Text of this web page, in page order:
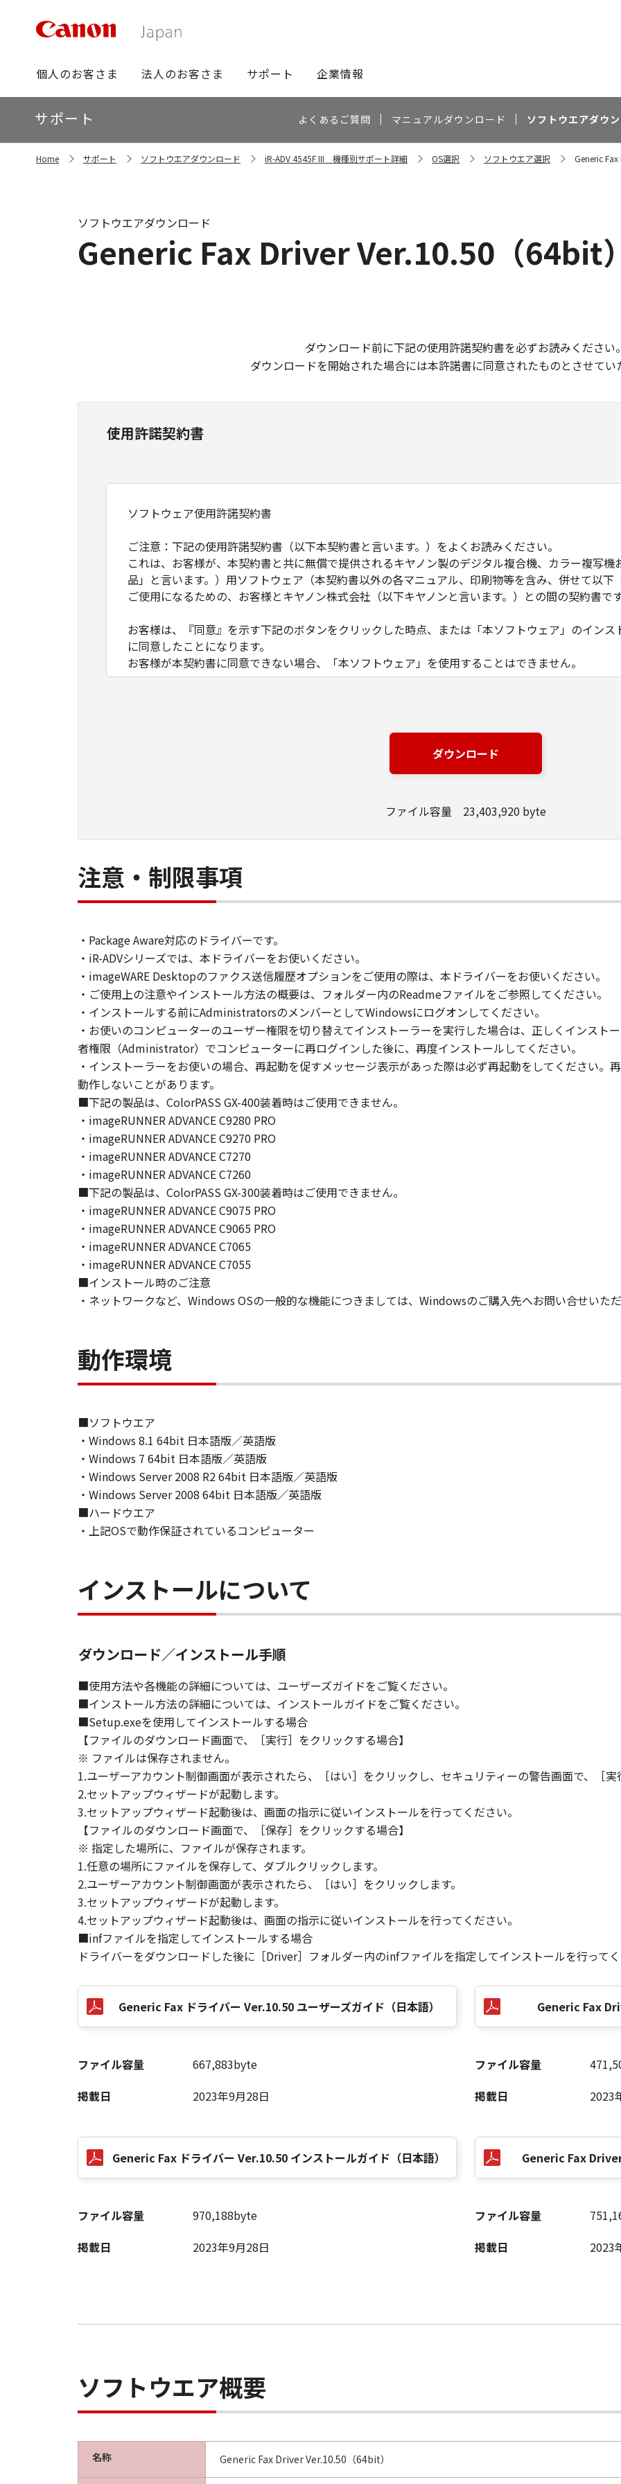
グ
ロ
ー
バ
ビ
個人のお客さま 法人のお客さま サポート 企業情報
ロ
ー
カ
ル
サポート よくあるご質問 マニュアルダウンロード ソフトウエアダウ
Home サポート ソフトウエアダウンロード iR-ADV 4545F III 機種別サポート詳細 OS選択 ソフトウエア選択 Generic Fax
Generic Fax Driver Ver.10.50（64bit）
ソフトウエアダウンロード
ダウンロード前に下記の使用許諾契約書を必ずお読みください。
ダウンロードを開始された場合には本許諾書に同意されたものとさせてい
使用許諾契約書
ソフトウェア使用許諾契約書
ご注意：下記の使用許諾契約書（以下本契約書と言います。）をよくお読みください。
これは、お客様が、本契約書と共に無償で提供されるキヤノン製のデジタル複合機、カラー複写
品」と言います。）用ソフトウェア（本契約書以外の各マニュアル、印刷物等を含み、併せて以下
ご使用になるための、お客様とキヤノン株式会社（以下キヤノンと言います。）との間の契約書です
お客様は、『同意』を示す下記のボタンをクリックした時点、または「本ソフトウェア」のイン
に同意したことになります。
お客様が本契約書に同意できない場合、「本ソフトウェア」を使用することはできません。
数のコンピューター（以下「指定機器」と言います。）において、「本ソフトウェア」を使用（本
ア」をコンピューターの記憶媒体上にインストールすること、またはコンピューターにおいて表示
は実行することのいずれも含むものとします。）するための非独占的権利をお客様に対して許諾し
ネットワークを通じて接続されたコンピューター上で、かかるコンピューターの使用者に対して「
ができます。
(3) 上記(1)および(2)に定める場合を除き、キヤノンまたはキヤノンのライセンサーのいかなる知的
わず、本契約書によってお客様に譲渡あるいは許諾されるものではありません。
とはできません。
(2) お客様は、「本ソフトウェア」の全部または一部を修正、改変、逆コンパイル、逆アセンブル
することはできません。また第三者にこのような行為をさせてはなりません。
３．著作権表示
お客様は、「本ソフトウェア」に含まれるキヤノンまたはキヤノンのライセンサーの著作権表示
りません。
４．所有権
「本ソフトウェア」に係る権原および所有権は、その内容によりキヤノンまたはキヤノンのライセ
５．輸出
お客様は、日本国政府または関連する外国政府より必要な許可等を得ることなしに、「本ソフトウ
は間接に輸出してはなりません。
６．サポートおよびアップデート
キヤノン、キヤノンの子会社、関係会社、それらの販売代理店および販売店、並びにキヤノンのラ
トウェア」の使用を支援すること、および「本ソフトウェア」に対してアップデート、バグの修正
て、いかなる責任も負うものではありません。
７．保証の否認・免責
(1) 「本ソフトウェア」は、『現状のまま』の状態で使用許諾されます。キヤノン、キヤノンのライ
ノンの関連会社、それらの販売代理店または販売店のいずれも、「本ソフトウェア」に関して、商
(2) キヤノン、キヤノンのライセンサー、キヤノンの子会社、キヤノンの関連会社、それらの販売
ソフトウェア」の使用または使用不能から生ずるいかなる損害（逸失利益およびその他の派生的ま
(3) キヤノン、キヤノンのライセンサー、キヤノンの子会社、キヤノンの関連会社、それらの販売代
ソフトウェア」、または「本ソフトウェア」の使用に起因または関連してお客様と第三者との間に
責任を負わないものとします。
８．契約期間
(1) 本契約書は、お客様が、『同意』を示す下記のボタンをクリックした時点、または「本ソフト
効し、下記(2)または(3)により終了されるまで有効に存続します。
(3) お客様が本契約書のいずれかの条項に違反した場合、本契約書は直ちに終了します。
(4) お客様は、上記(3)によって本契約書が終了した場合、速やかに、「本ソフトウェア」およびそ
るものとします。
９．U.S. GOVERNMENT RESTRICTED RIGHTS NOTICE
“米国政府エンドユーザー”とは、米国政府の機関また団体を意味します。もしお客様が米国政府エ
が適用されます：The SOFTWARE is a "commercial item," as that term is defined at 48 C.F.R.
"commercial computer software" and "commercial computer software documentation," as such
(Sept 1995). Consistent with 48 C.F.R. 12.212 and 48 C.F.R. 227.7202-1 through 227.7202-4
Users shall acquire the SOFTWARE with only those rights set forth herein. The manufacturer is
chome, Ohta-ku, Tokyo 146-8501, Japan.
本条項中で使用される"the SOFTWARE"とは、本契約書中で定義される「本ソフトウェア」を意味
10．分離可能性
本契約書のいずれかの条項またはその一部が法律により無効であると決定された場合でも、その他
します。
以 上
キヤノン株式会社
ダウンロード
ファイル容量 23,403,920 byte
注意・制限事項
・Package Aware対応のドライバーです。
・iR-ADVシリーズでは、本ドライバーをお使いください。
・imageWARE Desktopのファクス送信履歴オプションをご使用の際は、本ドライバーをお使いください。
・ご使用上の注意やインストール方法の概要は、フォルダー内のReadmeファイルをご参照してください。
・インストールする前にAdministratorsのメンバーとしてWindowsにログオンしてください。
・お使いのコンピューターのユーザー権限を切り替えてインストーラーを実行した場合は、正しくインスト
者権限（Administrator）でコンピューターに再ログインした後に、再度インストールしてください。
・インストーラーをお使いの場合、再起動を促すメッセージ表示があった際は必ず再起動をしてください。
動作しないことがあります。
■下記の製品は、ColorPASS GX-400装着時はご使用できません。
・imageRUNNER ADVANCE C9280 PRO
・imageRUNNER ADVANCE C9270 PRO
・imageRUNNER ADVANCE C7270
・imageRUNNER ADVANCE C7260
■下記の製品は、ColorPASS GX-300装着時はご使用できません。
・imageRUNNER ADVANCE C9075 PRO
・imageRUNNER ADVANCE C9065 PRO
・imageRUNNER ADVANCE C7065
・imageRUNNER ADVANCE C7055
■インストール時のご注意
・ネットワークなど、Windows OSの一般的な機能につきましては、Windowsのご購入先へお問い合せいた
動作環境
■ソフトウエア
・Windows 8.1 64bit 日本語版／英語版
・Windows 7 64bit 日本語版／英語版
・Windows Server 2008 R2 64bit 日本語版／英語版
・Windows Server 2008 64bit 日本語版／英語版
■ハードウエア
・上記OSで動作保証されているコンピューター
インストールについて
ダウンロード／インストール手順
■使用方法や各機能の詳細については、ユーザーズガイドをご覧ください。
■インストール方法の詳細については、インストールガイドをご覧ください。
■Setup.exeを使用してインストールする場合
【ファイルのダウンロード画面で、［実行］をクリックする場合】
※ ファイルは保存されません。
1.ユーザーアカウント制御画面が表示されたら、［はい］をクリックし、セキュリティーの警告画面で、［実
2.セットアップウィザードが起動します。
3.セットアップウィザード起動後は、画面の指示に従いインストールを行ってください。
【ファイルのダウンロード画面で、［保存］をクリックする場合】
※ 指定した場所に、ファイルが保存されます。
1.任意の場所にファイルを保存して、ダブルクリックします。
2.ユーザーアカウント制御画面が表示されたら、［はい］をクリックします。
3.セットアップウィザードが起動します。
4.セットアップウィザード起動後は、画面の指示に従いインストールを行ってください。
■infファイルを指定してインストールする場合
ドライバーをダウンロードした後に［Driver］フォルダー内のinfファイルを指定してインストールを行ってく
Generic Fax ドライバー Ver.10.50 ユーザーズガイド（日本語）
ファイル容量
667,883byte
掲載日
2023年9月28日
Generic Fax
ファイル容量
掲載日
2023
Generic Fax ドライバー Ver.10.50 インストールガイド（日本語）
ファイル容量
970,188byte
掲載日
2023年9月28日
Generic Fax
ファイル容量
掲載日
2023
ソフトウエア概要
名称 Generic Fax Driver Ver.10.50（64bit）